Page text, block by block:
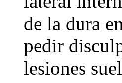
de la dura
pedir
lesiones